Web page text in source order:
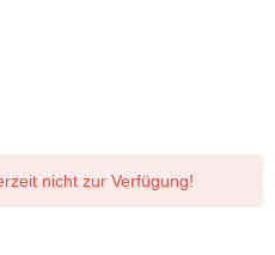
nicht zur Verfügung!